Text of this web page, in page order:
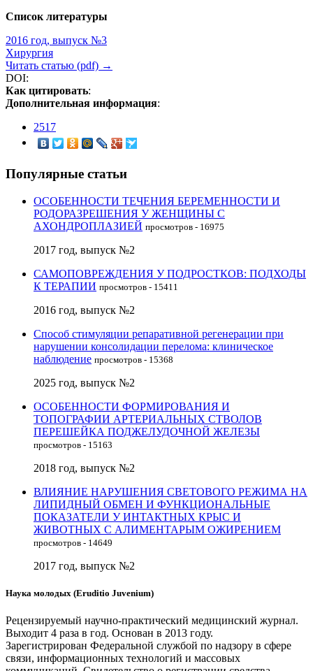
Список литературы
2016 год, выпуск №3
Хирургия
Читать статью (pdf) →
DOI:
Как цитировать:
Дополнительная информация:
2517
Популярные статьи
ОСОБЕННОСТИ ТЕЧЕНИЯ БЕРЕМЕННОСТИ И
РОДОРАЗРЕШЕНИЯ У ЖЕНЩИНЫ С
АХОНДРОПЛАЗИЕЙ просмотров - 16975
2017 год, выпуск №2
САМОПОВРЕЖДЕНИЯ У ПОДРОСТКОВ: ПОДХОДЫ
К ТЕРАПИИ просмотров - 15411
2016 год, выпуск №2
Способ стимуляции репаративной регенерации при
нарушении консолидации перелома: клиническое
наблюдение просмотров - 15368
2025 год, выпуск №2
ОСОБЕННОСТИ ФОРМИРОВАНИЯ И
ТОПОГРАФИИ АРТЕРИАЛЬНЫХ СТВОЛОВ
ПЕРЕШЕЙКА ПОДЖЕЛУДОЧНОЙ ЖЕЛЕЗЫ
просмотров - 15163
2018 год, выпуск №2
ВЛИЯНИЕ НАРУШЕНИЯ СВЕТОВОГО РЕЖИМА НА
ЛИПИДНЫЙ ОБМЕН И ФУНКЦИОНАЛЬНЫЕ
ПОКАЗАТЕЛИ У ИНТАКТНЫХ КРЫС И
ЖИВОТНЫХ С АЛИМЕНТАРЫМ ОЖИРЕНИЕМ
просмотров - 14649
2017 год, выпуск №2
Наука молодых (Eruditio Juvenium)
Рецензируемый научно-практический медицинский журнал.
Выходит 4 раза в год. Основан в 2013 году.
Зарегистрирован Федеральной службой по надзору в сфере
связи, информационных технологий и массовых